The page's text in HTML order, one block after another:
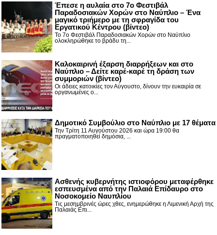
Έπεσε η αυλαία στο 7ο Φεστιβάλ
Παραδοσιακών Χορών στο Ναύπλιο – Ένα
μαγικό τριήμερο με τη σφραγίδα του
Εργατικού Κέντρου (βίντεο)
Το 7ο Φεστιβάλ Παραδοσιακών Χορών στο Ναύπλιο
ολοκληρώθηκε το βράδυ τη...
Καλοκαιρινή έξαρση διαρρήξεων και στο
Ναύπλιο – Δείτε καρέ-καρέ τη δράση των
συμμοριών (βίντεο)
Οι άδειες κατοικίες τον Αύγουστο, δίνουν την ευκαιρία σε
οργανωμένες ο...
Δημοτικό Συμβούλιο στο Ναύπλιο με 17 θέματα
Την Τρίτη 11 Αυγούστου 2026 και ώρα 19:00 θα
πραγματοποιηθεί δημόσια, ...
Ασθενής κυβερνήτης ιστιοφόρου μεταφέρθηκε
εσπευσμένα από την Παλαιά Επίδαυρο στο
Νοσοκομείο Ναυπλίου
Τις μεσημβρινές ώρες χθες, ενημερώθηκε η Λιμενική Αρχή της
Παλαιάς Επι...